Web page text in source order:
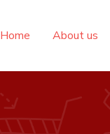
Home About us